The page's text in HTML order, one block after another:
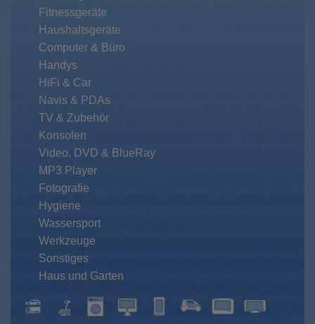
Fitnessgeräte
Haushaltsgeräte
Computer & Büro
Handys
HiFi & Car
Navis & PDAs
TV & Zubehör
Konsolen
Video, DVD & BlueRay
MP3 Player
Fotografie
Hygiene
Wassersport
Werkzeuge
Sonstiges
Haus und Garten